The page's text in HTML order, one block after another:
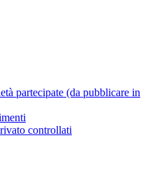
partecipate (da pubblicare in
controllati